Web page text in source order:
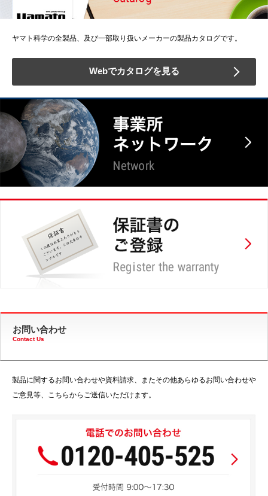
ヤマト科学の全製品、及び一部取り扱いメーカーの製品カタログです。
Webでカタログを見る
お問い合わせ
Contact Us
製品に関するお問い合わせや資料請求、またその他あらゆるお問い合わせや
ご意見等、こちらからご送信いただけます。